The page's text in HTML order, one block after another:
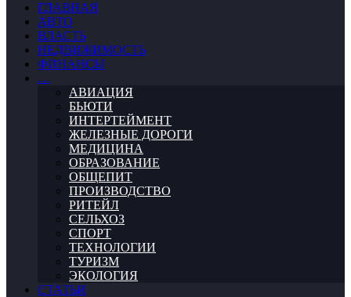
ГЛАВНАЯ
АВТО
ВЛАСТЬ
НЕДВИЖИМОСТЬ
ФИНАНСЫ
…
АВИАЦИЯ
БЬЮТИ
ИНТЕРТЕЙМЕНТ
ЖЕЛЕЗНЫЕ ДОРОГИ
МЕДИЦИНА
ОБРАЗОВАНИЕ
ОБЩЕПИТ
ПРОИЗВОДСТВО
РИТЕЙЛ
СЕЛЬХОЗ
СПОРТ
ТЕХНОЛОГИИ
ТУРИЗМ
ЭКОЛОГИЯ
СТАТЬИ